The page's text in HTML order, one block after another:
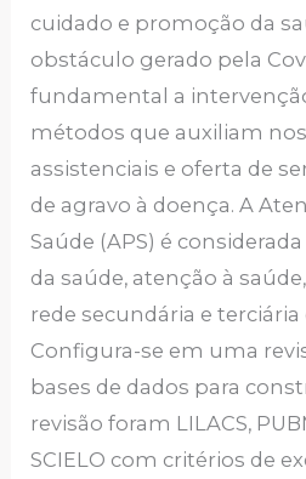
cuidado e promoção da
obstáculo gerado pela
fundamental a
métodos que auxiliam
assistenciais e oferta de
de agravo à doença. A
Saúde (APS) é
da saúde, atenção à
rede secundária e terciária
Configura-se em uma
bases de dados para
revisão foram LILACS,
SCIELO com critérios de